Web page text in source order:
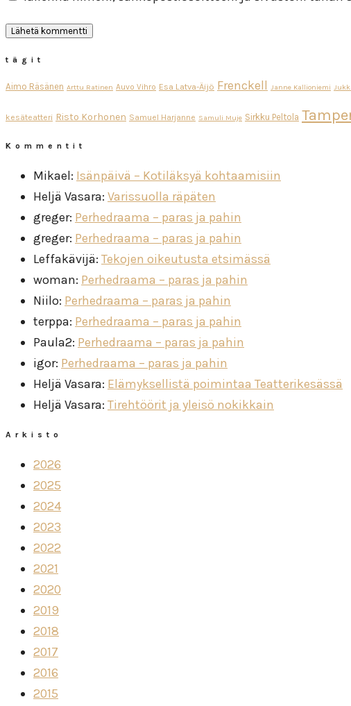
tägit
Aimo Räsänen Arttu Ratinen Auvo Vihro Esa Latva-Äijö Frenckell Janne Kallioniemi
kesäteatteri Risto Korhonen Samuel Harjanne Samuli Muje Sirkku Peltola
Kommentit
Mikael: Isänpäivä – Kotiläksyä kohtaamisiin
Heljä Vasara: Varissuolla räpäten
greger: Perhedraama – paras ja pahin
greger: Perhedraama – paras ja pahin
Leffakävijä: Tekojen oikeutusta etsimässä
woman: Perhedraama – paras ja pahin
Niilo: Perhedraama – paras ja pahin
terppa: Perhedraama – paras ja pahin
Paula2: Perhedraama – paras ja pahin
igor: Perhedraama – paras ja pahin
Heljä Vasara: Elämyksellistä poimintaa Teatterikesässä
Heljä Vasara: Tirehtöörit ja yleisö nokikkain
Arkisto
2026
2025
2024
2023
2022
2021
2020
2019
2018
2017
2016
2015